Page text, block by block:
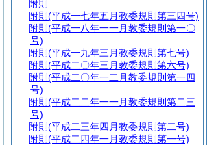
附則
附則 (平成一七年五月教委規則第三四号)
附則 (平成一八年一一月教委規則第一〇
号)
附則 (平成一九年三月教委規則第七号)
附則 (平成二〇年三月教委規則第六号)
附則 (平成二〇年一二月教委規則第一四
号)
附則 (平成二二年一一月教委規則第二三
号)
附則 (平成二三年四月教委規則第二号)
附則 (平成二四年一月教委規則第一号)